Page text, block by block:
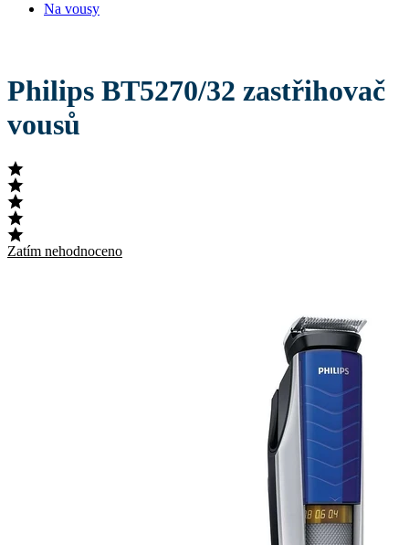
Na vousy
Philips BT5270/32 zastřihovač
vousů
Zatím nehodnoceno